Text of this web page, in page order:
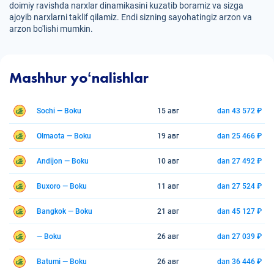
doimiy ravishda narxlar dinamikasini kuzatib boramiz va sizga
ajoyib narxlarni taklif qilamiz. Endi sizning sayohatingiz arzon va
arzon bo'lishi mumkin.
Mashhur yoʻnalishlar
Sochi — Boku 15 авг dan 43 572 ₽
Olmaota — Boku 19 авг dan 25 466 ₽
Andijon — Boku 10 авг dan 27 492 ₽
Buxoro — Boku 11 авг dan 27 524 ₽
Bangkok — Boku 21 авг dan 45 127 ₽
— Boku 26 авг dan 27 039 ₽
Batumi — Boku 26 авг dan 36 446 ₽